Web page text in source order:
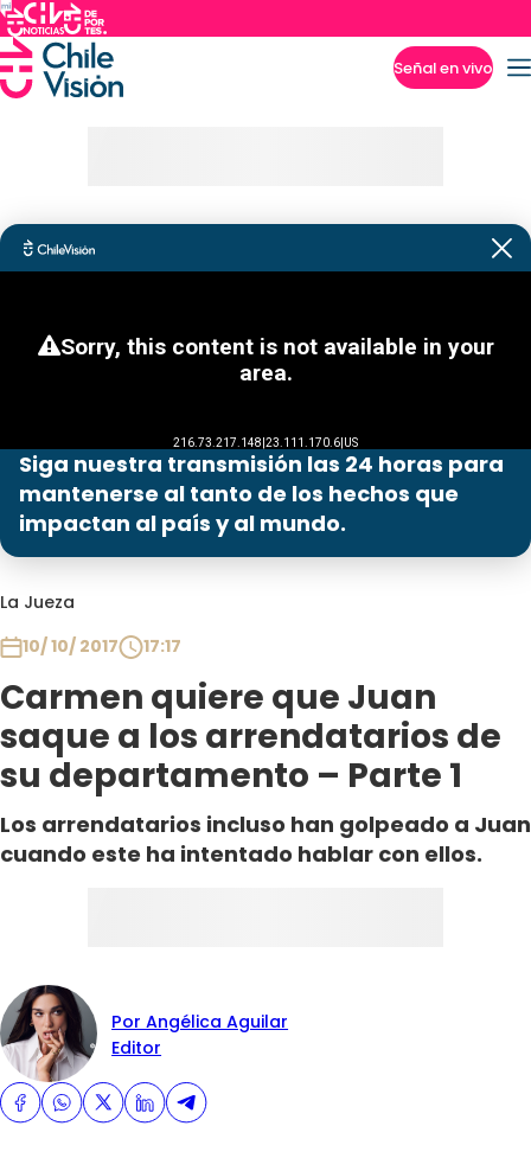
Señal en vivo
Siga nuestra transmisión las 24 horas para
mantenerse al tanto de los hechos que
impactan al país y al mundo.
La Jueza
10/ 10/ 2017
17:17
Carmen quiere que Juan
saque a los arrendatarios de
su departamento – Parte 1
Los arrendatarios incluso han golpeado a Juan
cuando este ha intentado hablar con ellos.
Por Angélica Aguilar
Editor
Programas
Club De La Comedia
Contigo en Directo
Plan Perfecto
El Tiempo
Sabingo
Todos Los Programas